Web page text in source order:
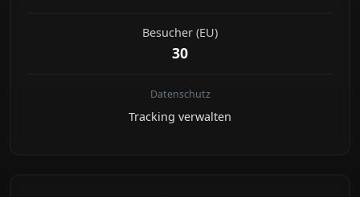
Besucher (EU)
30
Datenschutz
Tracking verwalten